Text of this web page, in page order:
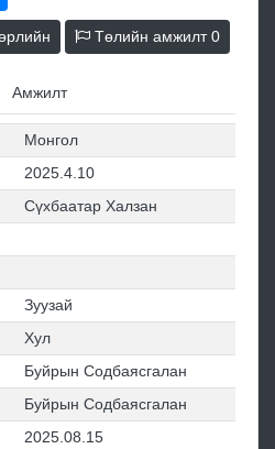
Төлийн амжилт0
Амжилт
Монгол
2025.4.10
Сүхбаатар Халзан
Зуузай
Хул
Буйрын Содбаясгалан
Буйрын Содбаясгалан
2025.08.15